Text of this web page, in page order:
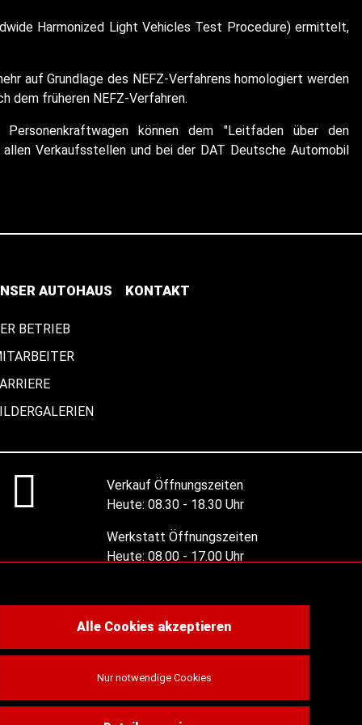
Alle Cookies akzeptieren
Nur notwendige Cookies
Harmonized Light Vehicles Test Procedure) ermittelt,
auf Grundlage des NEFZ-Verfahrens homologiert werden
dem früheren NEFZ-Verfahren.
können dem "Leitfaden über den
Verkaufsstellen und bei der DAT Deutsche Automobil
AUTOHAUS
BETRIEB
KONTAKT
Verkauf Öffnungszeiten
Heute: 08.30 - 18.30 Uhr
Werkstatt Öffnungszeiten
Heute: 08.00 - 17.00 Uhr
Alle Öffnungszeiten